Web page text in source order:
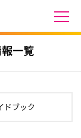
一覧
ドブック